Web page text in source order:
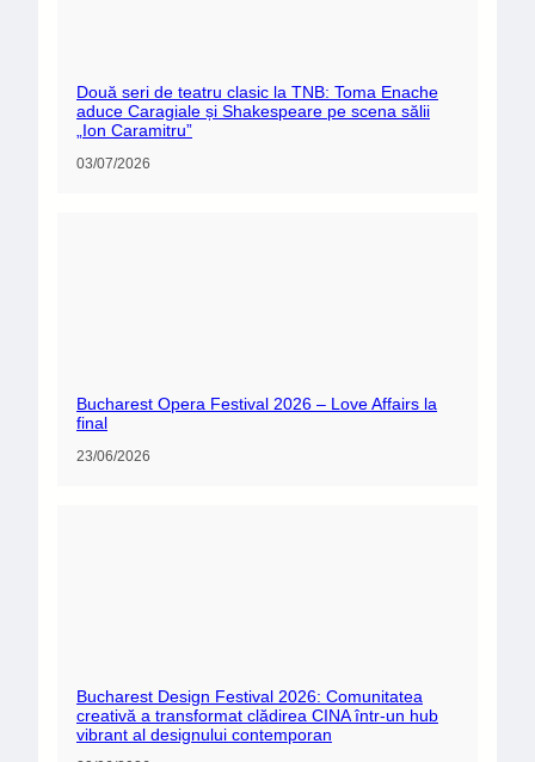
Două seri de teatru clasic la TNB: Toma Enache
aduce Caragiale și Shakespeare pe scena sălii
„Ion Caramitru”
03/07/2026
Bucharest Opera Festival 2026 – Love Affairs la
final
23/06/2026
Bucharest Design Festival 2026: Comunitatea
creativă a transformat clădirea CINA într-un hub
vibrant al designului contemporan